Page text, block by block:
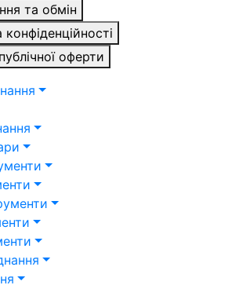
та обмін
конфіденційності
оферти